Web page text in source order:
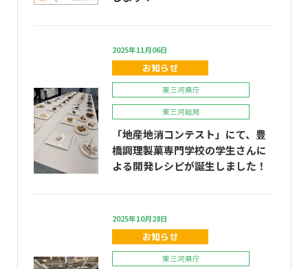
2025年11月06日
お知らせ
東三河県庁
東三河総局
「地産地消コンテスト」にて、豊
橋調理製菓専門学校の学生さんに
よる開発レシピが誕生しました！
2025年10月28日
お知らせ
東三河県庁